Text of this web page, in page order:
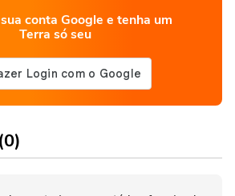
conta Google e tenha um
Terra só seu